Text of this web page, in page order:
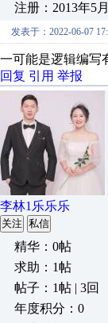
注册：2013年5
发表于：2022-06-07
一可能是逻辑编写
回复 引用 举报
李林1乐乐乐
关注 私信
精华：0帖
求助：1帖
帖子：1帖 | 3回
年度积分：0